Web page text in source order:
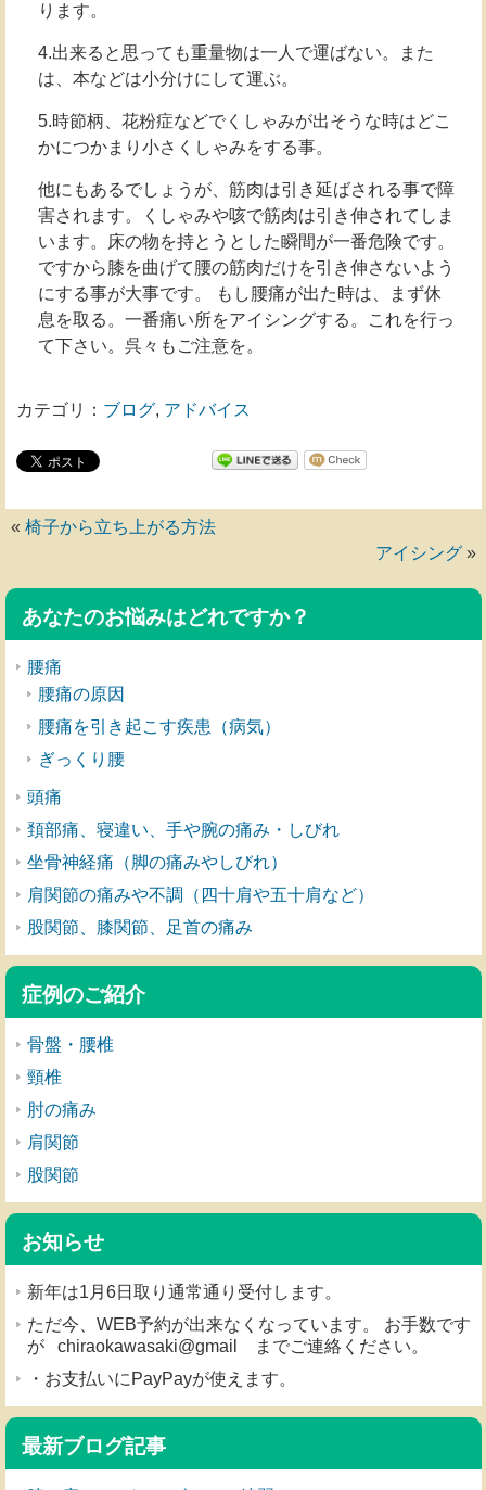
ります。
4.出来ると思っても重量物は一人で運ばない。また
は、本などは小分けにして運ぶ。
5.時節柄、花粉症などでくしゃみが出そうな時はどこ
かにつかまり小さくしゃみをする事。
他にもあるでしょうが、筋肉は引き延ばされる事で障
害されます。くしゃみや咳で筋肉は引き伸されてしま
います。床の物を持とうとした瞬間が一番危険です。
ですから膝を曲げて腰の筋肉だけを引き伸さないよう
にする事が大事です。 もし腰痛が出た時は、まず休
息を取る。一番痛い所をアイシングする。これを行っ
て下さい。呉々もご注意を。
カテゴリ： ブログ, アドバイス
« 椅子から立ち上がる方法
アイシング »
あなたのお悩みはどれですか？
腰痛
腰痛の原因
腰痛を引き起こす疾患（病気）
ぎっくり腰
頭痛
頚部痛、寝違い、手や腕の痛み・しびれ
坐骨神経痛（脚の痛みやしびれ）
肩関節の痛みや不調（四十肩や五十肩など）
股関節、膝関節、足首の痛み
症例のご紹介
骨盤・腰椎
頸椎
肘の痛み
肩関節
股関節
お知らせ
新年は1月6日取り通常通り受付します。
ただ今、WEB予約が出来なくなっています。 お手数です
が chiraokawasaki@gmail までご連絡ください。
・お支払いにPayPayが使えます。
最新ブログ記事